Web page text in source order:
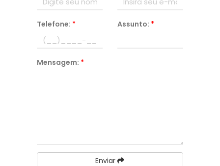
Telefone: * Assunto: *
Mensagem: *
Enviar